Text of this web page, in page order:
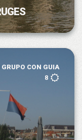
GRUPO CON GUIA
8